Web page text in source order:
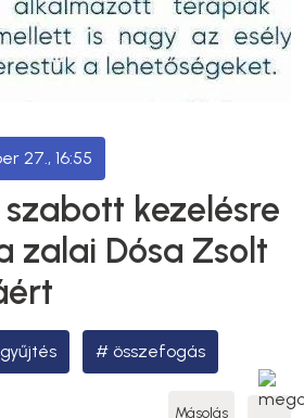
27., 16:55
kezelésre
zalai Dósa Zsolt
gyűjtés összefogás
Másolás